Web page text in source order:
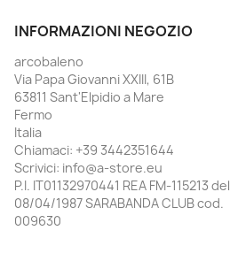
INFORMAZIONI NEGOZIO
arcobaleno
Via Papa Giovanni XXIII, 61B
63811 Sant'Elpidio a Mare
Fermo
Italia
Chiamaci: +39 3442351644
Scrivici: info@a-store.eu
P.I. IT01132970441 REA FM-115213 del
08/04/1987 SARABANDA CLUB cod.
009630